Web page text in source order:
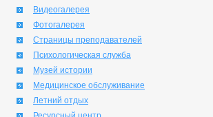
Видеогалерея
Фотогалерея
Страницы преподавателей
Психологическая служба
Музей истории
Медицинское обслуживание
Летний отдых